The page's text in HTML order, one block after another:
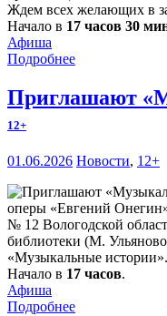
Ждем всех желающих в
Начало в 17 часов 30
Афиша
Подробнее
Приглашают
12+
01.06.2026 Новости, 12+
оперы «Евгений
№ 12 Вологодской
библиотеки (М.
«Музыкальные истории».
Начало в 17 часов.
Афиша
Подробнее